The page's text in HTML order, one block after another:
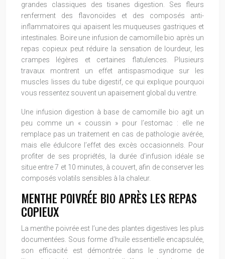
grandes classiques des tisanes digestion. Ses fleurs
renferment des flavonoïdes et des composés anti-
inflammatoires qui apaisent les muqueuses gastriques et
intestinales. Boire une infusion de camomille bio après un
repas copieux peut réduire la sensation de lourdeur, les
crampes légères et certaines flatulences. Plusieurs
travaux montrent un effet antispasmodique sur les
muscles lisses du tube digestif, ce qui explique pourquoi
vous ressentez souvent un apaisement global du ventre.
Une infusion digestion à base de camomille bio agit un
peu comme un « coussin » pour l’estomac : elle ne
remplace pas un traitement en cas de pathologie avérée,
mais elle édulcore l’effet des excès occasionnels. Pour
profiter de ses propriétés, la durée d’infusion idéale se
situe entre 7 et 10 minutes, à couvert, afin de conserver les
composés volatils sensibles à la chaleur.
MENTHE POIVRÉE BIO APRÈS LES REPAS
COPIEUX
La menthe poivrée est l’une des plantes digestives les plus
documentées. Sous forme d’huile essentielle encapsulée,
son efficacité est démontrée dans le syndrome de